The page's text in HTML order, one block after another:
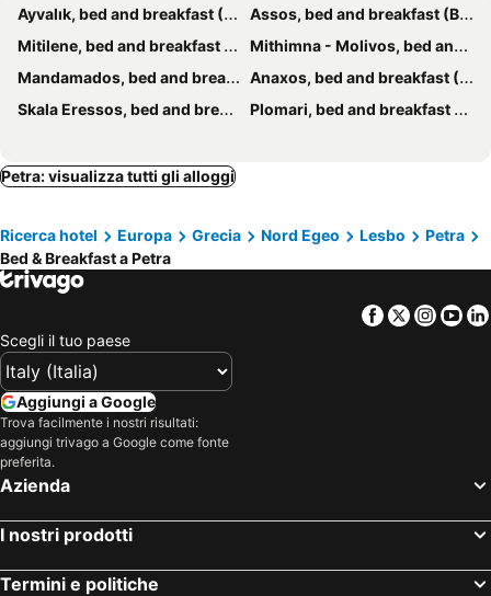
Ayvalık, bed and breakfast (B and B)
Assos, bed and breakfast (B and B)
Mitilene, bed and breakfast (B and B)
Mithimna - Molivos, bed and breakfast (B and B)
Mandamados, bed and breakfast (B and B)
Anaxos, bed and breakfast (B and B)
Skala Eressos, bed and breakfast (B and B)
Plomari, bed and breakfast (B and B)
Petra: visualizza tutti gli alloggi
Ricerca hotel Europa Grecia Nord Egeo Lesbo
Petra
Bed & Breakfast a Petra
Facebook
Twitter
Scegli il tuo paese
Aggiungi a Google
Trova facilmente i nostri risultati:
aggiungi trivago a Google come fonte
preferita.
Azienda
I nostri prodotti
Termini e politiche